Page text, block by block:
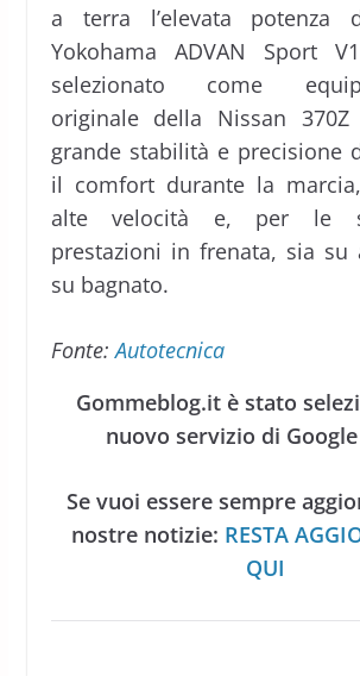
a terra l’elevata potenza
Yokohama ADVAN Sport
selezionato come
originale della Nissan
grande stabilità e precisione
il comfort durante la
alte velocità e, per le
prestazioni in frenata, sia su
su bagnato.
Fonte:Autotecnica
Gommeblog.it è stato
nuovo servizio di
Se vuoi essere sempre
nostre notizie: RESTA
QUI